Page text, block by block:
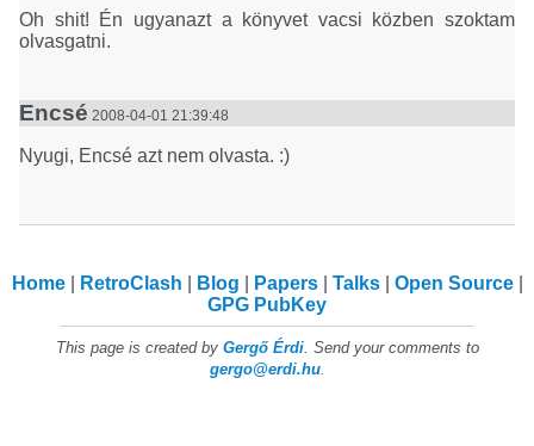
Oh shit! Én ugyanazt a könyvet vacsi közben szoktam
olvasgatni.
Encsé 2008-04-01 21:39:48
Nyugi, Encsé azt nem olvasta. :)
Home RetroClash Blog Papers Talks
Open Source
GPG PubKey
This page is created by Gergő Érdi. Send your comments to
gergo@erdi.hu.